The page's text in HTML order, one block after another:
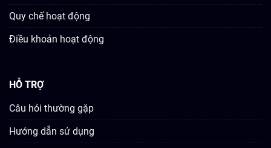
Quy chế hoạt động
Điều khoản hoạt động
HỖ TRỢ
Câu hỏi thường gặp
Hướng dẫn sử dụng